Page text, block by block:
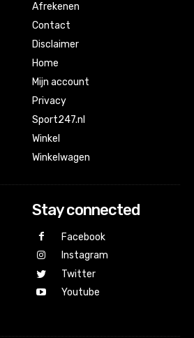
Afrekenen
Contact
Disclaimer
Home
Mijn account
Privacy
Sport247.nl
Winkel
Winkelwagen
Stay connected
Facebook
Instagram
Twitter
Youtube